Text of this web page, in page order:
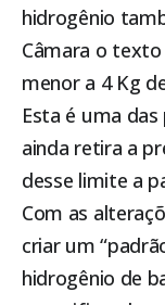
hidrogênio
Câmara o texto
menor a 4 Kg
Esta é uma
ainda retira a
desse limite a
Com as
criar um
hidrogênio de